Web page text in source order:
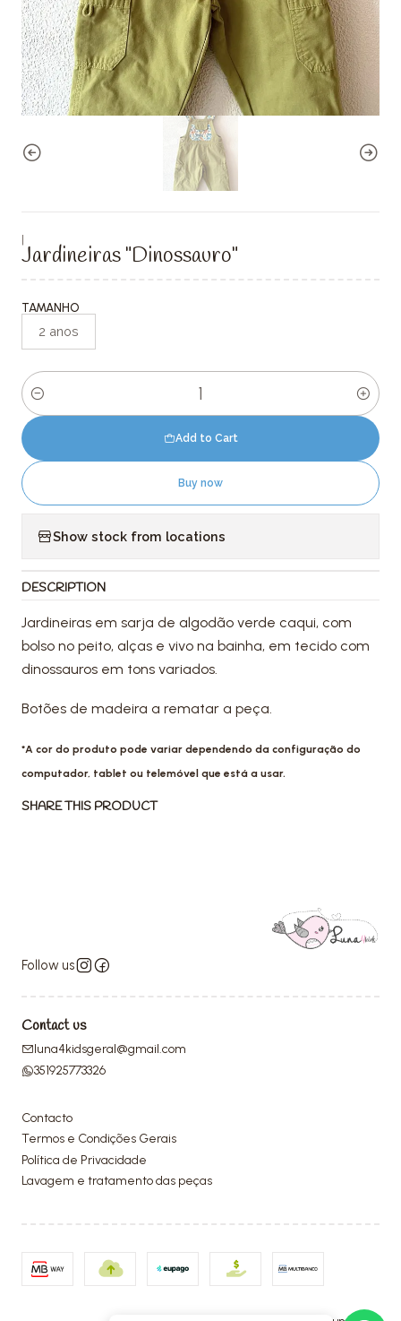
|
Jardineiras "Dinossauro"
TAMANHO
2 anos
Quantity
Add to Cart
Buy now
Show stock from locations
DESCRIPTION
Jardineiras em sarja de algodão verde caqui, com
bolso no peito, alças e vivo na bainha, em tecido com
dinossauros em tons variados.
Botões de madeira a rematar a peça.
*A cor do produto pode variar dependendo da configuração do
computador, tablet ou telemóvel que está a usar.
SHARE THIS PRODUCT
Follow us
Contact us
luna4kidsgeral@gmail.com
351925773326
Contacto
Termos e Condições Gerais
Política de Privacidade
Lavagem e tratamento das peças